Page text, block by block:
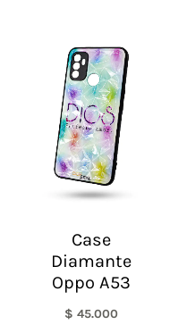
Case
Diamante
Oppo A53
$ 45.000